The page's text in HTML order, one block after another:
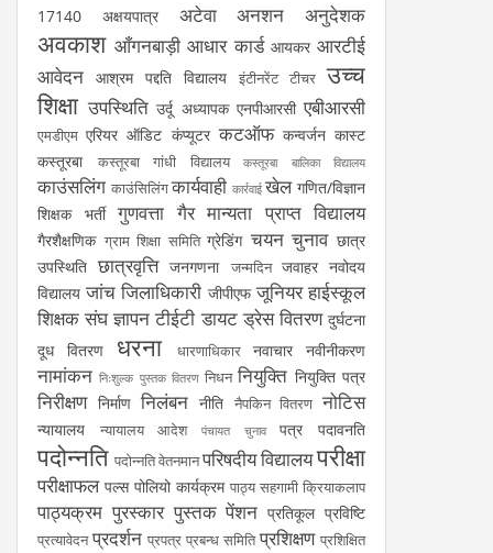
17140 अक्षयपात्र अटेवा अनशन अनुदेशक
अवकाश आँगनबाड़ी आधार कार्ड आयकर आरटीई
आवेदन आश्रम पद्दति विद्यालय इंटीनरेंट टीचर उच्च
शिक्षा उपस्थिति उर्दू अध्यापक एनपीआरसी एबीआरसी
एमडीएम एरियर ऑडिट कंप्यूटर कटऑफ कन्वर्जन कास्ट
कस्तूरबा
कस्तूरबा गांधी विद्यालय कस्तूरबा बालिका विद्यालय
काउंसलिंग काउंसिलिंग कार्यवाही कार्रवाई खेल गणित/विज्ञान
शिक्षक भर्ती
गुणवत्ता गैर मान्यता प्राप्त विद्यालय
गैरशैक्षणिक ग्राम शिक्षा समिति ग्रेडिंग चयन चुनाव छात्र
उपस्थिति छात्रवृत्ति जनगणना जन्मदिन जवाहर नवोदय
विद्यालय जांच जिलाधिकारी जीपीएफ जूनियर हाईस्कूल
शिक्षक संघ ज्ञापन टीईटी डायट ड्रेस वितरण दुर्घटना
दूध वितरण
धरना धारणाधिकार नवाचार नवीनीकरण
नामांकन निःशुल्क पुस्तक वितरण निधन नियुक्ति नियुक्ति पत्र
निरीक्षण निर्माण निलंबन नीति नैपकिन वितरण नोटिस
न्यायालय न्यायालय आदेश पंचायत चुनाव पत्र पदावनति
पदोन्नति पदोन्नति वेतनमानपरिषदीय विद्यालयपरीक्षा
परीक्षाफल पल्स पोलियो कार्यक्रम पाठ्य सहगामी क्रियाकलाप
पाठ्यक्रम पुरस्कार पुस्तक पेंशन प्रतिकूल प्रविष्टि
प्रत्यावेदन प्रदर्शन प्रपत्र प्रबन्ध समिति प्रशिक्षण प्रशिक्षित